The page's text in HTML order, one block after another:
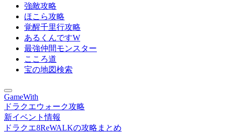
強敵攻略
ほこら攻略
覚醒千里行攻略
あるくんですW
最強仲間モンスター
こころ道
宝の地図検索
GameWith
ドラクエウォーク攻略
新イベント情報
ドラクエ8ReWALKの攻略まとめ